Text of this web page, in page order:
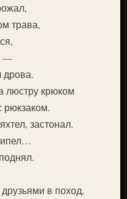
трава,
—
люстру крюком
рюкзаком.
застонал.
в поход,